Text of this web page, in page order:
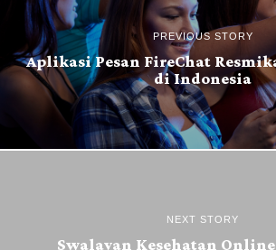
PREVIOUS STORY
Aplikasi Pesan FireChat
di Indonesia
NEXT STORY
Swalayan Kesehatan